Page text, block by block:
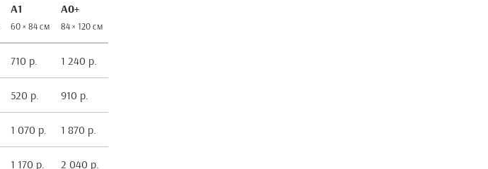
А1
60 × 84 см
А0+
84 × 120 см
710 р. 1 240 р.
520 р. 910 р.
1 070 р. 1 870 р.
1 170 р. 2 040 р.